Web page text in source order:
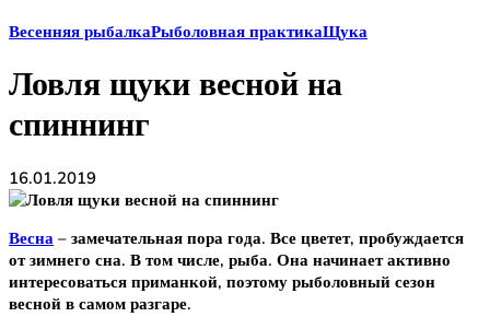
Весенняя рыбалкаРыболовная практикаЩука
Ловля щуки весной на
спиннинг
16.01.2019
Весна – замечательная пора года. Все цветет, пробуждается
от зимнего сна. В том числе, рыба. Она начинает активно
интересоваться приманкой, поэтому рыболовный сезон
весной в самом разгаре.